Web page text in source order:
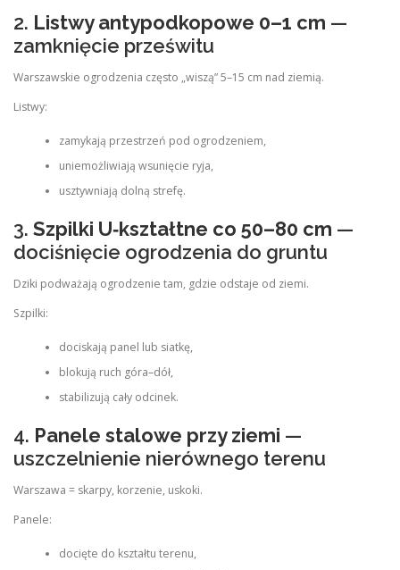
2. Listwy antypodkopowe 0–1 cm —
zamknięcie prześwitu
Warszawskie ogrodzenia często „wiszą” 5–15 cm nad ziemią.
Listwy:
zamykają przestrzeń pod ogrodzeniem,
uniemożliwiają wsunięcie ryja,
usztywniają dolną strefę.
3. Szpilki U‑kształtne co 50–80 cm —
dociśnięcie ogrodzenia do gruntu
Dziki podważają ogrodzenie tam, gdzie odstaje od ziemi.
Szpilki:
dociskają panel lub siatkę,
blokują ruch góra–dół,
stabilizują cały odcinek.
4. Panele stalowe przy ziemi —
uszczelnienie nierównego terenu
Warszawa = skarpy, korzenie, uskoki.
Panele:
docięte do kształtu terenu,